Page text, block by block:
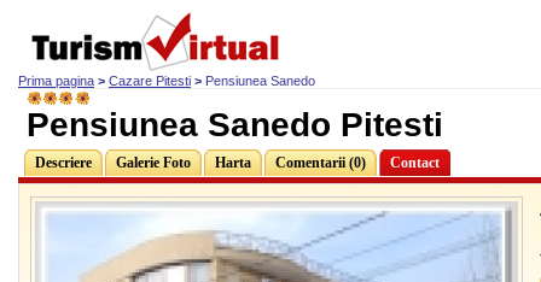
Prima pagina > Cazare Pitesti > Pensiunea Sanedo
Pensiunea Sanedo Pitesti
Descriere Galerie Foto Harta Comentarii (0) Contact